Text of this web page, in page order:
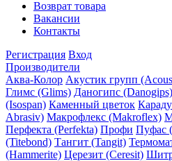
Возврат товара
Вакансии
Контакты
Регистрация Вход
Производители
Аква-Колор Акустик групп
Глимс (Glims) Даногипс (Danogips)
(Isospan) Каменный цветок
Abrasiv) Макрофлекс (Makroflex)
Перфекта (Perfekta) Профи Пуфас
(Titebond) Тангит (Tangit)
(Hammerite) Церезит (Ceresit)